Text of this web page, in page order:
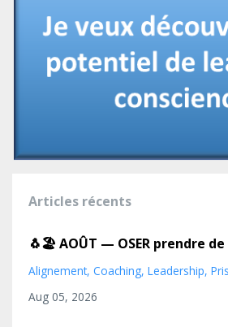
Articles récents
🐧🏖️ AOÛT — OSER prendre
Alignement Coaching Leadership
Aug 05, 2026